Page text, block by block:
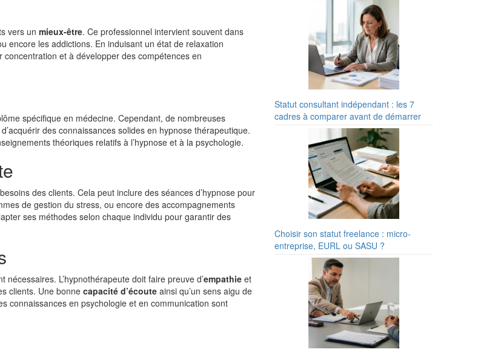
vers un mieux-être. Ce professionnel intervient souvent dans
encore les addictions. En induisant un état de relaxation
et à développer des compétences en
spécifique en médecine. Cependant, de nombreuses
des connaissances solides en hypnose thérapeutique.
théoriques relatifs à l’hypnose et à la psychologie.
des clients. Cela peut inclure des séances d’hypnose pour
de gestion du stress, ou encore des accompagnements
ses méthodes selon chaque individu pour garantir des
L’hypnothérapeute doit faire preuve d’empathie et
clients. Une bonnecapacité d’écoute ainsi qu’un sens aigu de
connaissances en psychologie et en communication sont
Statut consultant indépendant : les 7
cadres à comparer avant de démarrer
Choisir son statut freelance : micro-
entreprise, EURL ou SASU ?